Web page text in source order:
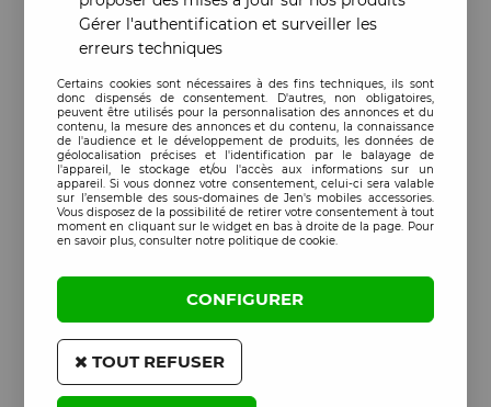
Gérer l'authentification et surveiller les
erreurs techniques
Certains cookies sont nécessaires à des fins techniques, ils sont
donc dispensés de consentement. D'autres, non obligatoires,
peuvent être utilisés pour la personnalisation des annonces et du
contenu, la mesure des annonces et du contenu, la connaissance
de l'audience et le développement de produits, les données de
géolocalisation précises et l'identification par le balayage de
l'appareil, le stockage et/ou l'accès aux informations sur un
appareil. Si vous donnez votre consentement, celui-ci sera valable
sur l’ensemble des sous-domaines de Jen's mobiles accessories.
Vous disposez de la possibilité de retirer votre consentement à tout
moment en cliquant sur le widget en bas à droite de la page. Pour
en savoir plus, consulter notre politique de cookie.
CONFIGURER
TOUT REFUSER